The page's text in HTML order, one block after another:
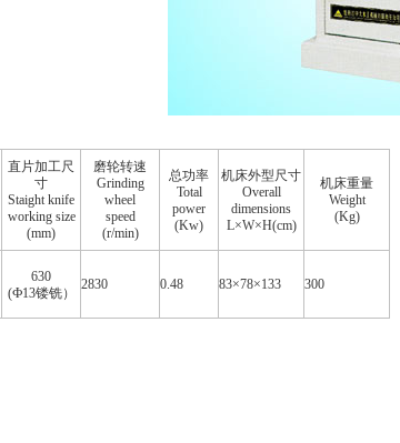
直片加工尺
寸
Staight knife
working size
(mm)
磨轮转速
Grinding
wheel
speed
(r/min)
总功率
Total
power
(Kw)
机床外型尺寸
Overall
dimensions
L×W×H(cm)
机床重量
Weight
(Kg)
630
(Ф13镂铣）
2830 0.48 83×78×133 300